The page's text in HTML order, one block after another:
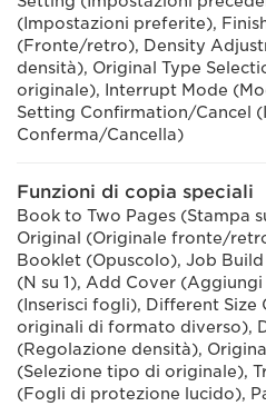
(Impostazioni preferite),
(Fronte/retro), Density
densità), Original Type
originale), Interrupt Mode
Setting Confirmation/Cancel
Conferma/Cancella)
Funzioni di copia speciali
Book to Two Pages (Stampa
Original (Originale fronte/
Booklet (Opuscolo), Job
(N su 1), Add Cover
(Inserisci fogli), Different Size
originali di formato diverso),
(Regolazione densità),
(Selezione tipo di originale),
(Fogli di protezione lucido),